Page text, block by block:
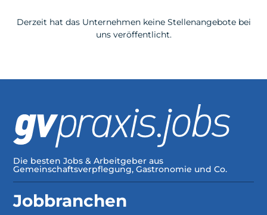
Derzeit hat das Unternehmen keine Stellenangebote bei
uns veröffentlicht.
Die besten Jobs & Arbeitgeber aus
Gemeinschaftsverpflegung, Gastronomie und Co.
Jobbranchen